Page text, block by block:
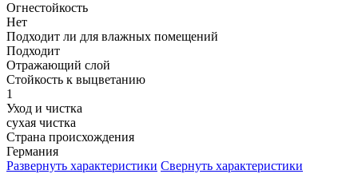
Огнестойкость
Нет
Подходит ли для влажных помещений
Подходит
Отражающий слой
Стойкость к выцветанию
1
Уход и чистка
сухая чистка
Страна происхождения
Германия
Развернуть характеристики Свернуть характеристики